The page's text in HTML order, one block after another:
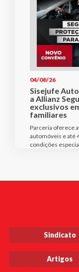
04/08/26
Sisejufe
a Allianz
exclusivos
familiares
Parceria oferece
automóveis e até
condições
Sindicato
Artigos